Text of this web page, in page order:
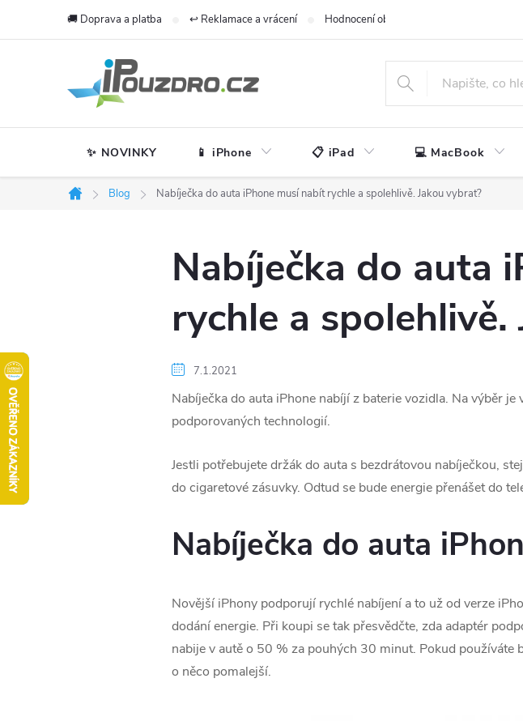
🚚 Doprava a platba ↩️ Reklamace a vrácení Hodnocení obchodu
✨ NOVINKY 📱 iPhone 📋 iPad 💻 MacBook
Domů
Blog Nabíječka do auta iPhone musí nabít rychle a spolehlivě. Jakou vybrat?
Nabíječka do auta
rychle a
7.1.2021
Nabíječka do auta iPhone nabíjí z baterie vozidla. Na výběr
podporovaných technologií.
Jestli potřebujete držák do auta s bezdrátovou nabíječkou,
do cigaretové zásuvky. Odtud se bude energie přenášet do
Nabíječka do auta
Novější iPhony podporují rychlé nabíjení a to už od verze
dodání energie. Při koupi se tak přesvědčte, zda adaptér
nabije v autě o 50 % za pouhých 30 minut. Pokud
o něco pomalejší.